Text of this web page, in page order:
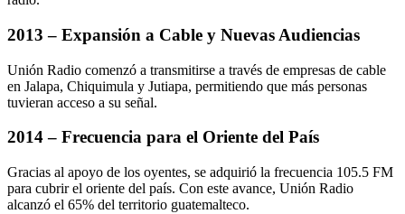
2013 – Expansión a Cable y Nuevas Audiencias
Unión Radio comenzó a transmitirse a través de empresas de cable
en Jalapa, Chiquimula y Jutiapa, permitiendo que más personas
tuvieran acceso a su señal.
2014 – Frecuencia para el Oriente del País
Gracias al apoyo de los oyentes, se adquirió la frecuencia 105.5 FM
para cubrir el oriente del país. Con este avance, Unión Radio
alcanzó el 65% del territorio guatemalteco.